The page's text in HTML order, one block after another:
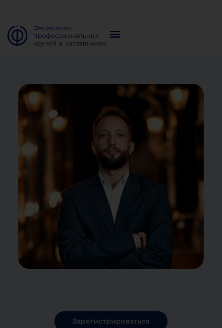
Зарегистрироваться